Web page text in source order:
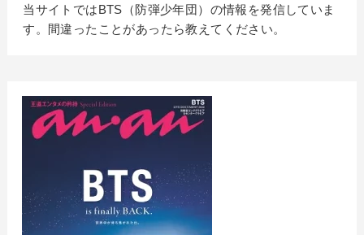
当サイトではBTS（防弾少年団）の情報を発信していま
す。間違ったことがあったら教えてください。